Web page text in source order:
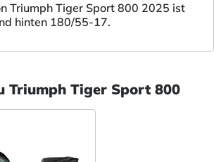
Triumph Tiger Sport 800 2025 ist
hinten 180/55-17.
Triumph Tiger Sport 800